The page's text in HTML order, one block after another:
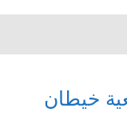
خيطان